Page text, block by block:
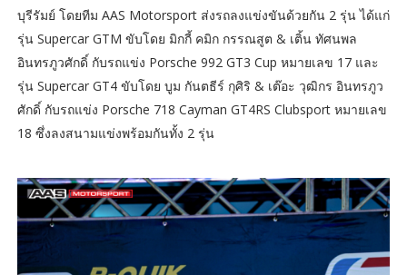
บุรีรัมย์ โดยทีม AAS Motorsport ส่งรถลงแข่งขันด้วยกัน 2 รุ่น ได้แก่
รุ่น Supercar GTM ขับโดย มิกกี้ คมิก กรรณสูต & เติ้น ทัศนพล
อินทรภูวศักดิ์ กับรถแข่ง Porsche 992 GT3 Cup หมายเลข 17 และ
รุ่น Supercar GT4 ขับโดย บูม กันตธีร์ กุศิริ & เต๊อะ วุฒิกร อินทรภูว
ศักดิ์ กับรถแข่ง Porsche 718 Cayman GT4RS Clubsport หมายเลข
18 ซึ่งลงสนามแข่งพร้อมกันทั้ง 2 รุ่น